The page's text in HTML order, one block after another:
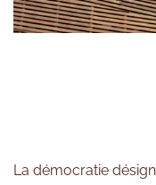
La démocratie